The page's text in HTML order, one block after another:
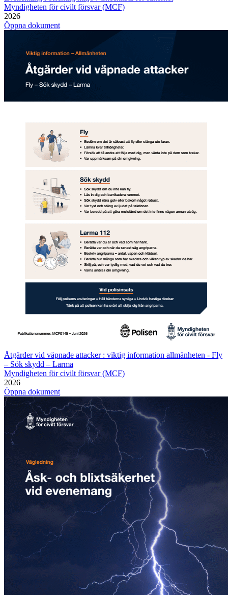
Myndigheten för civilt försvar (MCF)
2026
Öppna dokument
Åtgärder vid väpnade attacker : viktig information allmänheten - Fly
– Sök skydd – Larma
Myndigheten för civilt försvar (MCF)
2026
Öppna dokument